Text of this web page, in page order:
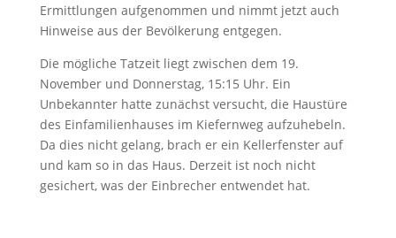
Ermittlungen aufgenommen und nimmt jetzt auch
Hinweise aus der Bevölkerung entgegen.
Die mögliche Tatzeit liegt zwischen dem 19.
November und Donnerstag, 15:15 Uhr. Ein
Unbekannter hatte zunächst versucht, die Haustüre
des Einfamilienhauses im Kiefernweg aufzuhebeln.
Da dies nicht gelang, brach er ein Kellerfenster auf
und kam so in das Haus. Derzeit ist noch nicht
gesichert, was der Einbrecher entwendet hat.